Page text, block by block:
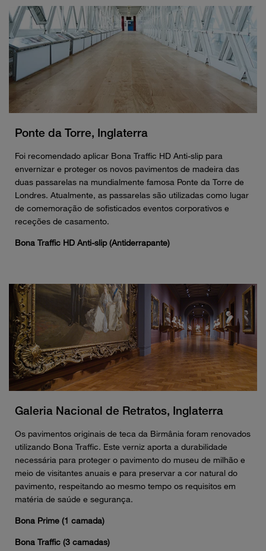
Ponte da Torre, Inglaterra
Foi recomendado aplicar Bona Traffic HD Anti-slip para
envernizar e proteger os novos pavimentos de madeira das
duas passarelas na mundialmente famosa Ponte da Torre de
Londres. Atualmente, as passarelas são utilizadas como lugar
de comemoração de sofisticados eventos corporativos e
receções de casamento.
Bona Traffic HD Anti-slip (Antiderrapante)
Galeria Nacional de Retratos, Inglaterra
Os pavimentos originais de teca da Birmânia foram renovados
utilizando Bona Traffic. Este verniz aporta a durabilidade
necessária para proteger o pavimento do museu de milhão e
meio de visitantes anuais e para preservar a cor natural do
pavimento, respeitando ao mesmo tempo os requisitos em
matéria de saúde e segurança.
Bona Prime (1 camada)
Bona Traffic (3 camadas)